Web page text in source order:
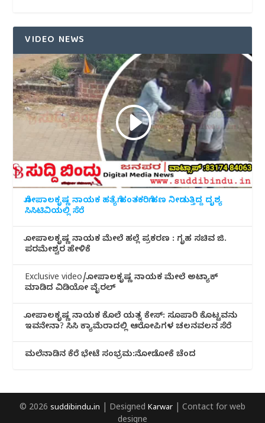
VIDEO NEWS
ಗೋಪಾಲಕೃಷ್ಣ ನಾಯಕ ಹತ್ಯೆಗೆ ಹಂತಕರಿಗೆ ಹಣ ನೀಡುತ್ತಿದ್ದ ದೃಶ್ಯ
ಸಿಸಿಟಿವಿಯಲ್ಲಿ ಸೆರೆ
ಗೋಪಾಲಕೃಷ್ಣ ನಾಯಕ ಮೇಲೆ ಹಲ್ಲೆ ಪ್ರಕರಣ : ಗೃಹ ಸಚಿವ ಜಿ.
ಪರಮೇಶ್ವರ ಹೇಳಿಕೆ
Exclusive video/ಗೋಪಾಲಕೃಷ್ಣ ನಾಯಕ ಮೇಲೆ ಅಟ್ಯಾಕ್
ಮಾಡಿದ ವಿಡಿಯೋ ವೈರಲ್
ಗೋಪಾಲಕೃಷ್ಣ ನಾಯಕ ಕೊಲೆ ಯತ್ನ ಕೇಸ್: ಸೂಪಾರಿ ಕೊಟ್ಟವನು
ಇವನೇನಾ? ಸಿಸಿ ಕ್ಯಾಮೆರಾದಲ್ಲಿ ಆರೋಪಿಗಳ ಚಲನವಲನ ಸೆರೆ
ಮಲೆನಾಡಿ‌ನ ಕೆರೆ ಭೇಟೆ ಸಂಭ್ರಮ:ನೋಡೋಕೆ ಚೆಂದ
© 2026 suddibindu.in | Designed Karwar | Contact for web